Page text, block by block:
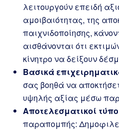
λειτουργούν επειδή
αμοιβαιότητας, της
παιχνιδοποίησης,
αισθάνονται ότι
κίνητρο να δείξουν
Βασικά
σας βοηθά να
υψηλής αξίας μέσω
Αποτελεσματικοί
παραπομπής: